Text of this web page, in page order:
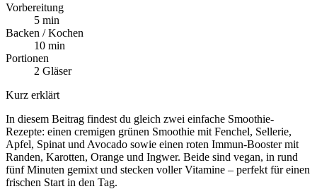
Vorbereitung
5 min
Backen / Kochen
10 min
Portionen
2 Gläser
Kurz erklärt
In diesem Beitrag findest du gleich zwei einfache Smoothie-
Rezepte: einen cremigen grünen Smoothie mit Fenchel, Sellerie,
Apfel, Spinat und Avocado sowie einen roten Immun-Booster mit
Randen, Karotten, Orange und Ingwer. Beide sind vegan, in rund
fünf Minuten gemixt und stecken voller Vitamine – perfekt für einen
frischen Start in den Tag.